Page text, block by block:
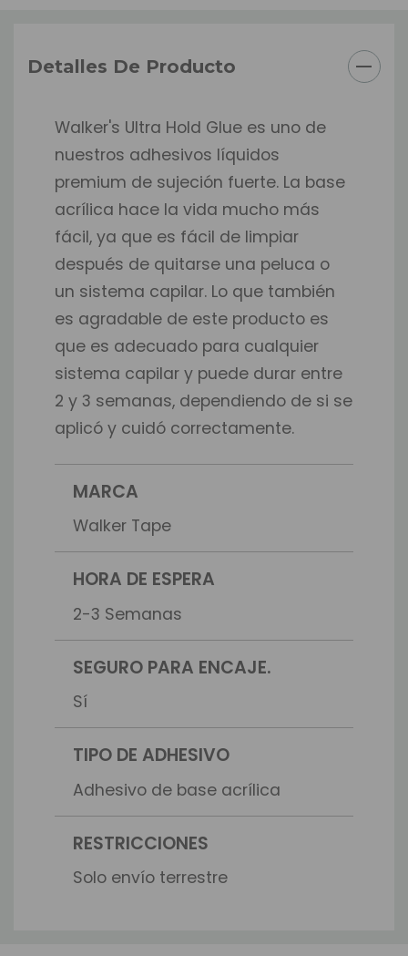
Detalles De Producto
Walker's Ultra Hold Glue es uno de
nuestros adhesivos líquidos
premium de sujeción fuerte. La base
acrílica hace la vida mucho más
fácil, ya que es fácil de limpiar
después de quitarse una peluca o
un sistema capilar. Lo que también
es agradable de este producto es
que es adecuado para cualquier
sistema capilar y puede durar entre
2 y 3 semanas, dependiendo de si se
aplicó y cuidó correctamente.
MARCA
Walker Tape
HORA DE ESPERA
2-3 Semanas
SEGURO PARA ENCAJE.
Sí
TIPO DE ADHESIVO
Adhesivo de base acrílica
RESTRICCIONES
Solo envío terrestre